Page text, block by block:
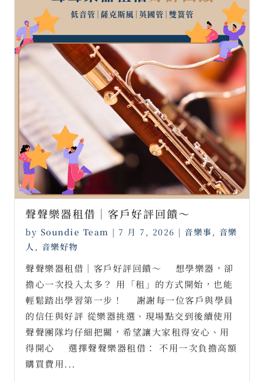
聲聲樂器租借｜客戶好評回饋～ ⠀
by Soundie Team | 7 月 7, 2026 | 音樂事, 音樂
人 , 音樂好物
聲聲樂器租借｜客戶好評回饋～ ⠀ 想學樂器，卻
擔心一次投入太多？ 用「租」的方式開始，也能
輕鬆踏出學習第一步！ ⠀ 謝謝每一位客戶與學員
的信任與好評 從樂器挑選、現場點交到後續使用
聲聲團隊均仔細把關，希望讓大家租得安心、用
得開心 ⠀ 選擇聲聲樂器租借： 不用一次負擔高額
購買費用...